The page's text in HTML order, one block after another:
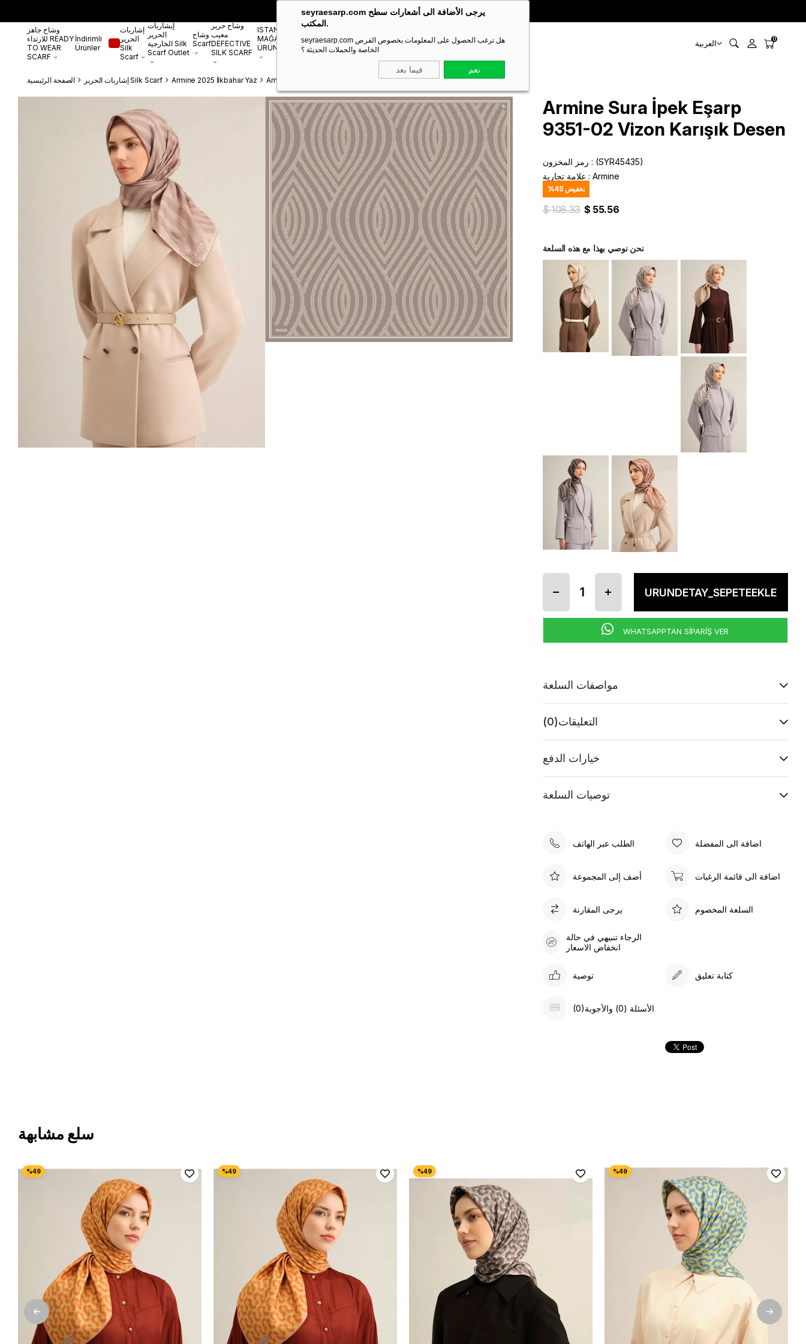
seyraesarp.com يرجى الأضافة الى أشعارات سطح
المكتب.
seyraesarp.com هل ترغب الحصول على المعلومات بخصوص الفرص
الخاصة والحملات الحديثة ؟
فيما بعد نعم
🎁 خصم خاص **10%** على طلبك الأول! الكود:SEYRA10
وشاح جاهز
للارتداء READY
TO WEAR
SCARF
İndirimli
Ürünler
إشاربات
الحرير
Silk
Scarf
إيشاربات
الحرير
الخارجية Silk
Scarf Outlet
وشاح
Scarf
وشاح حرير
معيب
DEFECTIVE
SILK SCARF
ISTANBUL
MAĞAZA
ÜRÜNLERİ
Shawl
مستلزمات
Scarf
Accessory
العربية 0
الصفحة الرئيسية إشاربات الحرير Silk Scarf Armine 2025 İlkbahar Yaz Armine Sura İpek Eşarp 9351-02 Vizon Karışık Desen
Armine Sura İpek Eşarp
9351-02 Vizon Karışık Desen
رمز المخزون
(SYR45435)
علامة تجارية : Armine
%49 تخفيض
$ 108.33 $ 55.56
نحن نوصي بهذا مع هذه السلعة
WHATSAPPTAN SİPARİŞ VER
مواصفات السلعة
التعليقات(0)
خيارات الدفع
توصيات السلعة
الطلب عبر الهاتف اضافة الى المفضلة
أضف إلى المجموعة اضافة الى قائمة الرغبات
يرجى المقارنة السلعة المخصوم
الرجاء تنبيهي في حالة
انخفاض الاسعار
توصية كتابة تعليق
(0)الأسئلة (0) والأجوبة
سلع مشابهة